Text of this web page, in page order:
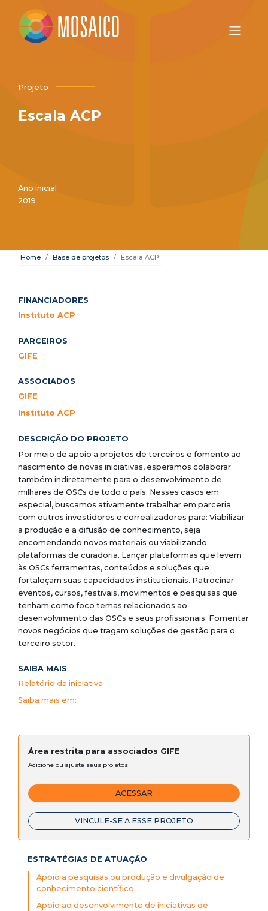
Projeto
Escala ACP
Ano inicial
2019
Home Base de projetos Escala ACP
FINANCIADORES
Instituto ACP
PARCEIROS
GIFE
ASSOCIADOS
GIFE
Instituto ACP
DESCRIÇÃO DO PROJETO
Por meio de apoio a projetos de terceiros e fomento ao
nascimento de novas iniciativas, esperamos colaborar
também indiretamente para o desenvolvimento de
milhares de OSCs de todo o país. Nesses casos em
especial, buscamos ativamente trabalhar em parceria
com outros investidores e correalizadores para: Viabilizar
a produção e a difusão de conhecimento, seja
encomendando novos materiais ou viabilizando
plataformas de curadoria. Lançar plataformas que levem
às OSCs ferramentas, conteúdos e soluções que
fortaleçam suas capacidades institucionais. Patrocinar
eventos, cursos, festivais, movimentos e pesquisas que
tenham como foco temas relacionados ao
desenvolvimento das OSCs e seus profissionais. Fomentar
novos negócios que tragam soluções de gestão para o
terceiro setor.
SAIBA MAIS
Relatório da iniciativa
Saiba mais em:
Área restrita para associados GIFE
Adicione ou ajuste seus projetos
ACESSAR
VINCULE-SE A ESSE PROJETO
ESTRATÉGIAS DE ATUAÇÃO
Apoio a pesquisas ou produção e divulgação de
conhecimento científico
Apoio ao desenvolvimento de iniciativas de